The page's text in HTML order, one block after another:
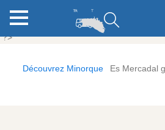
?>
Découvrez Minorque Es Mercadal